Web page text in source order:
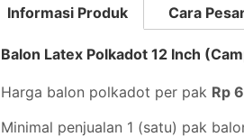
Informasi Produk
Balon Latex Polkadot 12 Inch
Harga balon polkadot per pak Rp
Minimal penjualan 1 (satu) pak
Cara